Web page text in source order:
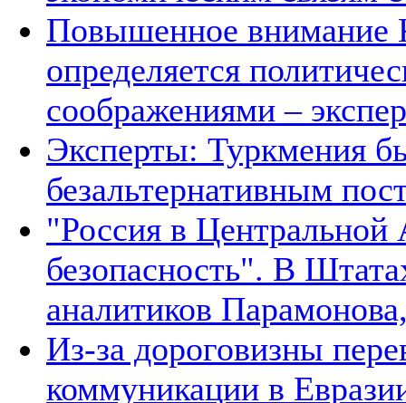
Повышенное внимание
определяется
соображениями –
Эксперты: Туркмения
безальтернативным
"Россия в Центральной
безопасность". В
аналитиков
Из-за дороговизны
коммуникации в